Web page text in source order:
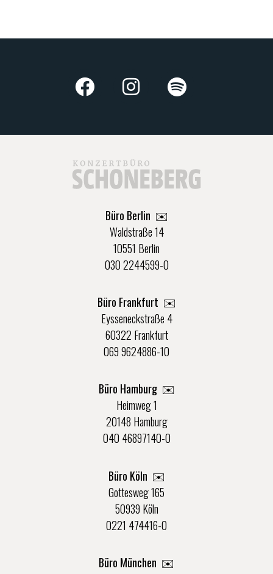
Büro Berlin ✉️
Waldstraße 14
10551 Berlin
030 2244599-0
Büro Frankfurt ✉️
Eysseneckstraße 4
60322 Frankfurt
069 9624886-10
Büro Hamburg ✉️
Heimweg 1
20148 Hamburg
040 46897140-0
Büro Köln ✉️
Gottesweg 165
50939 Köln
0221 474416-0
Büro München ✉️